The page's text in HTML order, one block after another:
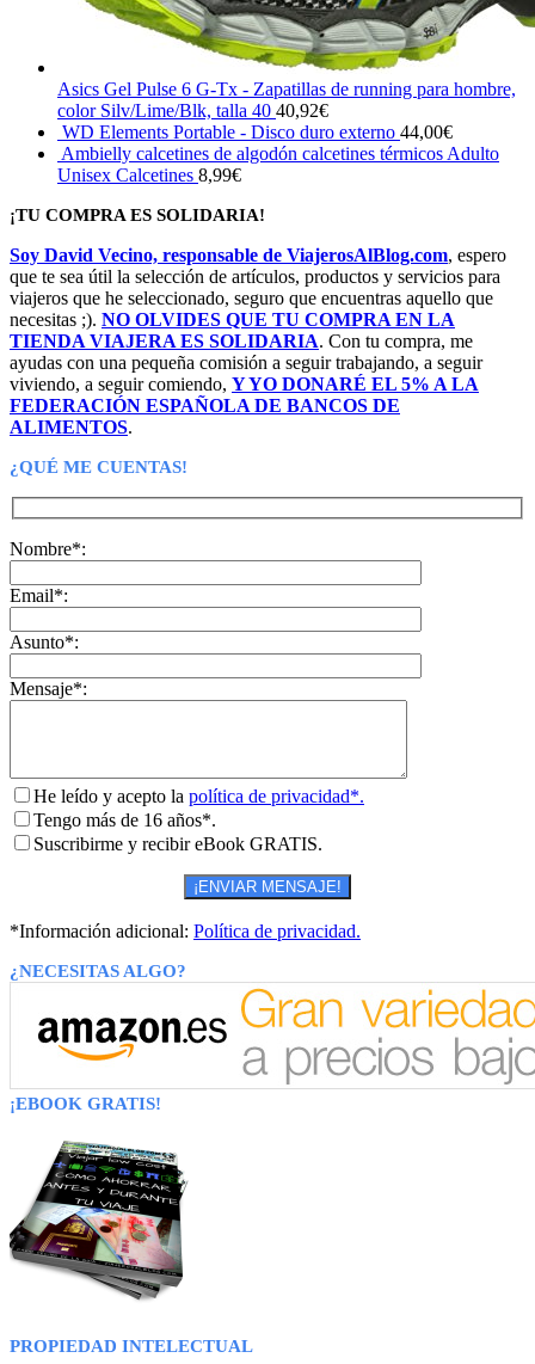
Asics Gel Pulse 6 G-Tx - Zapatillas de running para hombre,
color Silv/Lime/Blk, talla 40 40,92€
WD Elements Portable - Disco duro externo 44,00€
Ambielly calcetines de algodón calcetines térmicos Adulto
Unisex Calcetines 8,99€
¡TU COMPRA ES SOLIDARIA!
Soy David Vecino, responsable de ViajerosAlBlog.com, espero
que te sea útil la selección de artículos, productos y servicios para
viajeros que he seleccionado, seguro que encuentras aquello que
necesitas ;). NO OLVIDES QUE TU COMPRA EN LA
TIENDA VIAJERA ES SOLIDARIA. Con tu compra, me
ayudas con una pequeña comisión a seguir trabajando, a seguir
viviendo, a seguir comiendo, Y YO DONARÉ EL 5% A LA
FEDERACIÓN ESPAÑOLA DE BANCOS DE
ALIMENTOS.
¿QUÉ ME CUENTAS!
Nombre*:
Email*:
Asunto*:
Mensaje*:
He leído y acepto la política de privacidad*.
Tengo más de 16 años*.
Suscribirme y recibir eBook GRATIS.
*Información adicional: Política de privacidad.
¿NECESITAS ALGO?
¡EBOOK GRATIS!
PROPIEDAD INTELECTUAL